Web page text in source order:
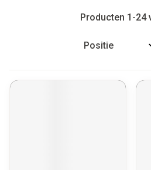
Producten 1 -24
Sorteer op: